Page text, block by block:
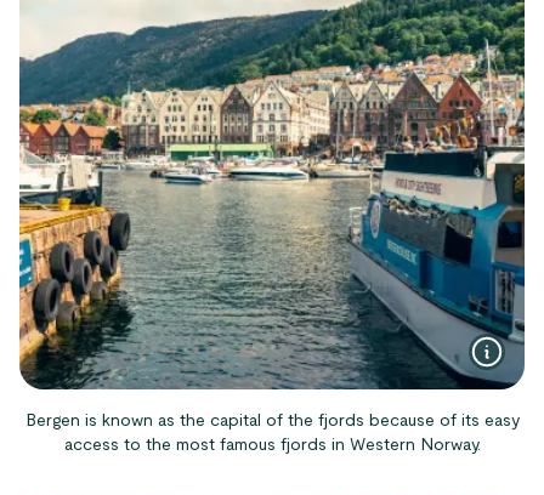
Bergen is known as the capital of the fjords because of its easy
access to the most famous fjords in Western Norway.